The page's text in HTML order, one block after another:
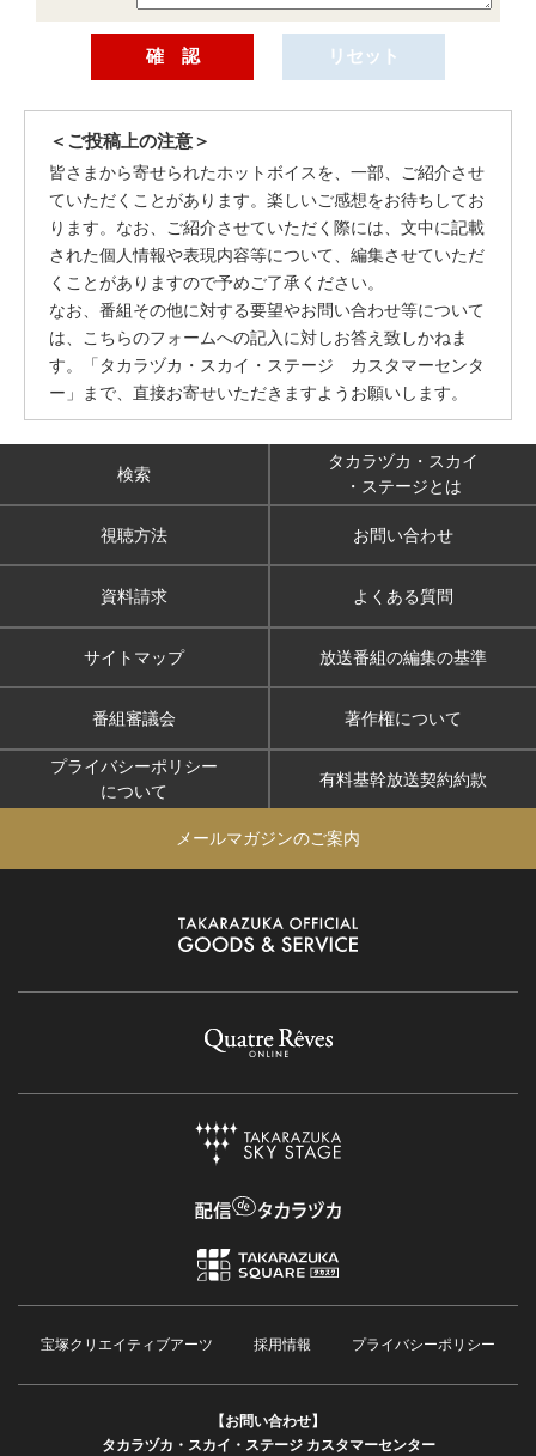
＜ご投稿上の注意＞
皆さまから寄せられたホットボイスを、一部、ご紹介させ
ていただくことがあります。楽しいご感想をお待ちしてお
ります。なお、ご紹介させていただく際には、文中に記載
された個人情報や表現内容等について、編集させていただ
くことがありますので予めご了承ください。
なお、番組その他に対する要望やお問い合わせ等について
は、こちらのフォームへの記入に対しお答え致しかねま
す。「タカラヅカ・スカイ・ステージ カスタマーセンタ
ー」まで、直接お寄せいただきますようお願いします。
検索
タカラヅカ・スカイ
・ステージとは
視聴方法 お問い合わせ
資料請求 よくある質問
サイトマップ 放送番組の編集の基準
番組審議会 著作権について
プライバシーポリシー
について
有料基幹放送契約約款
メールマガジンのご案内
宝塚クリエイティブアーツ 採用情報 プライバシーポリシー
【お問い合わせ】
タカラヅカ・スカイ・ステージ カスタマーセンター